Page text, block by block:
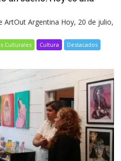
ArtOut Argentina Hoy, 20 de julio,
Culturales Cultura
Destacados